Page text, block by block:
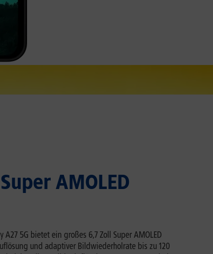
AMOLED
A27 5G bietet ein großes 6,7 Zoll Super AMOLED
und adaptiver Bildwiederholrate bis zu 120